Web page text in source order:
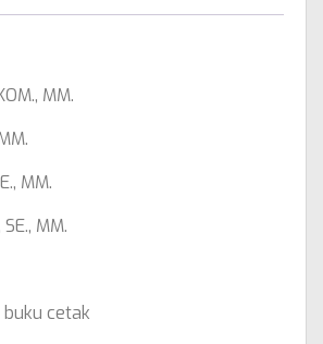
MM.
MM.
MM.
buku cetak